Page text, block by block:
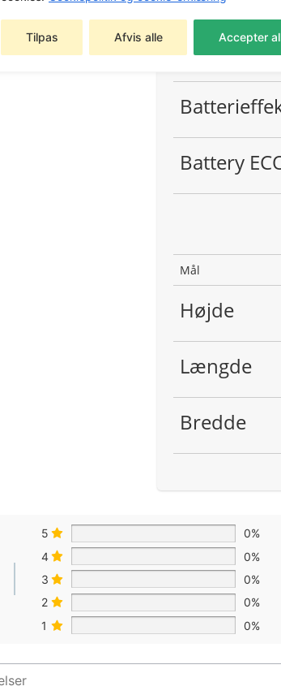
Tilpas Afvis alle Accepter
Batteri
Battery
Mål
Højde
Længde
Bredde
5
0%
4
0%
3
0%
2
0%
1
0%